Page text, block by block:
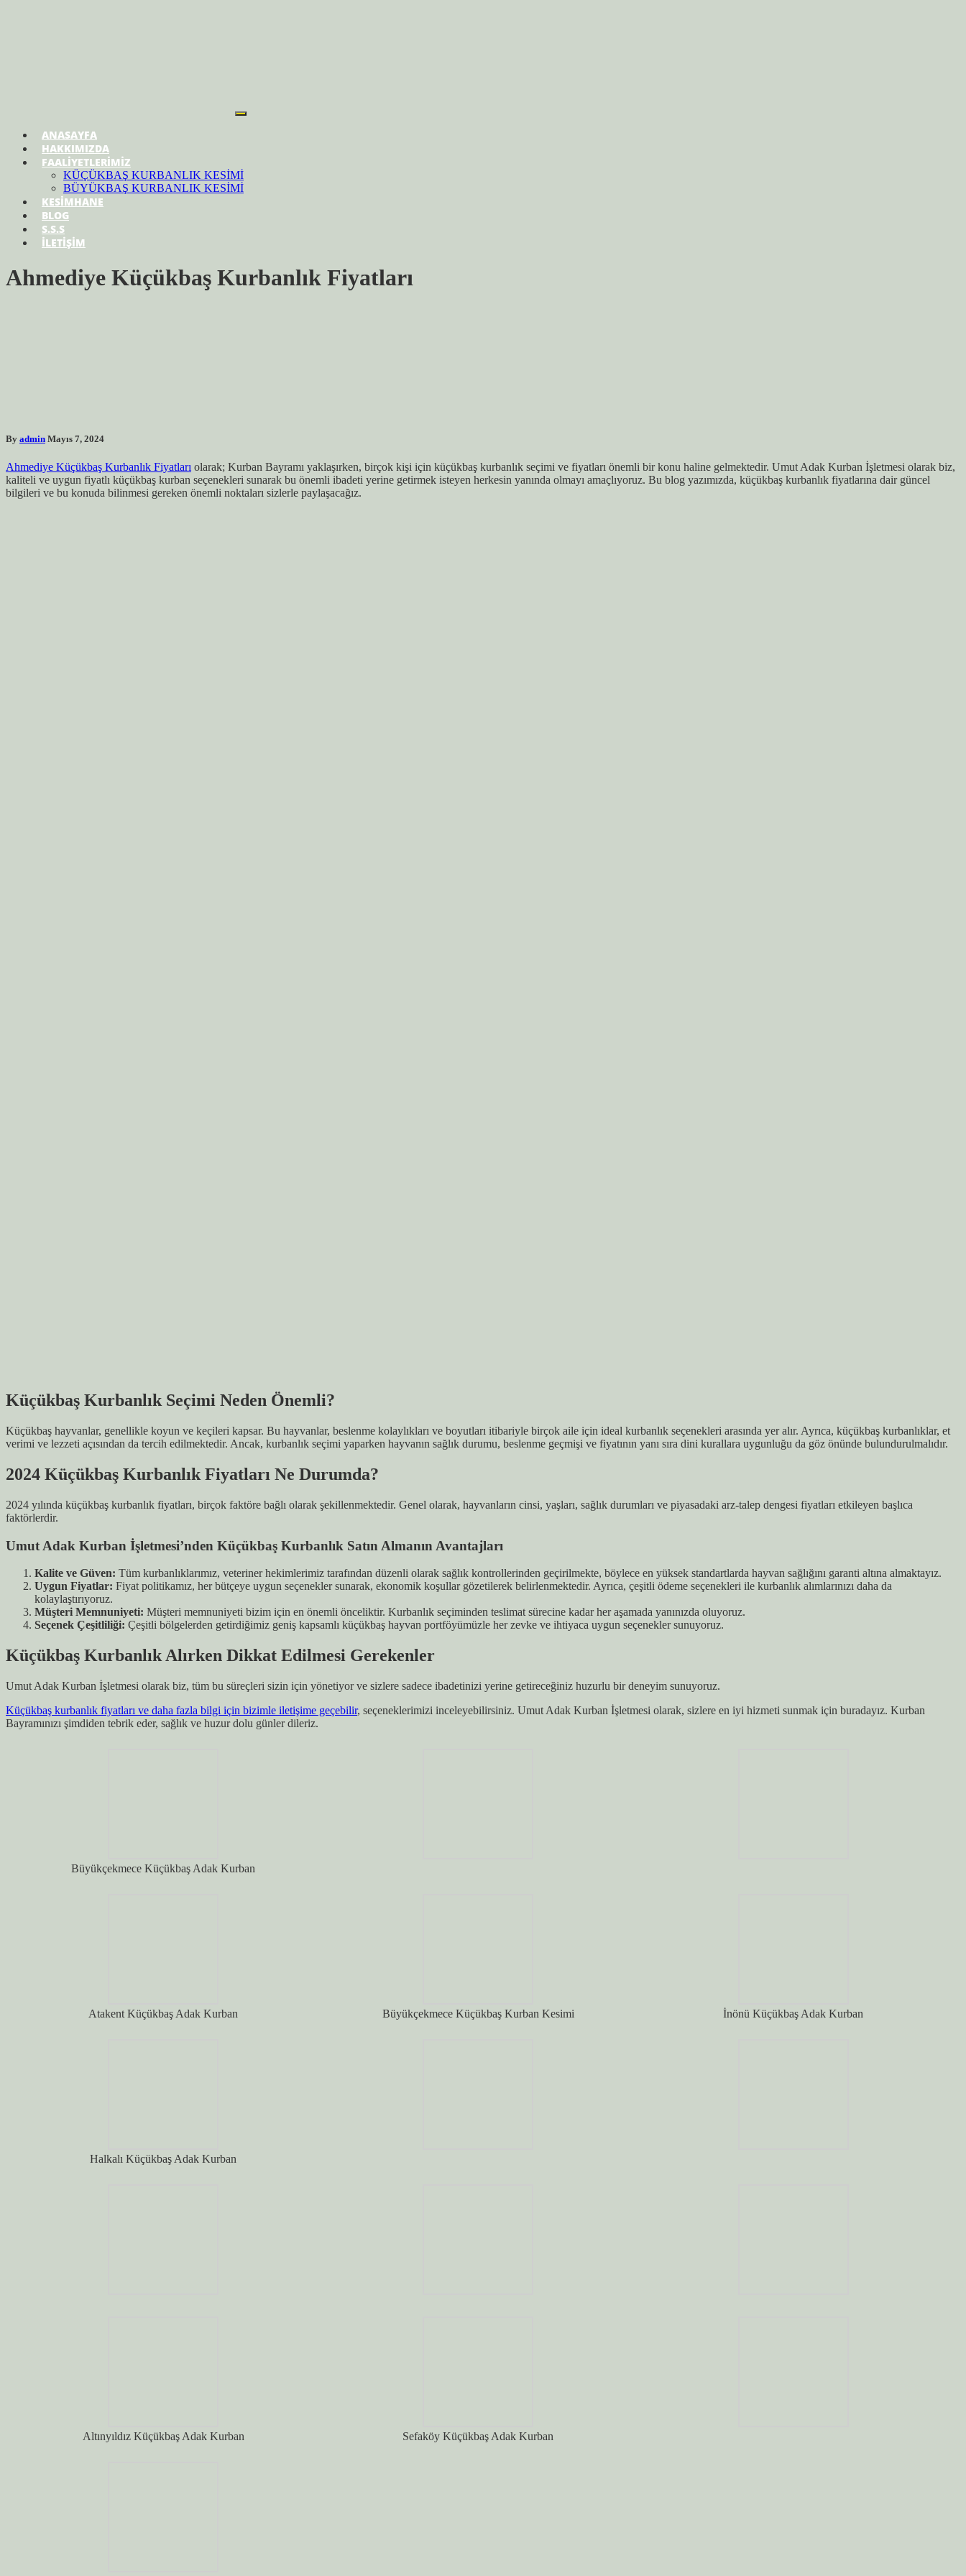
ANASAYFA
HAKKIMIZDA
FAALİYETLERİMİZ
KÜÇÜKBAŞ KURBANLIK KESİMİ
BÜYÜKBAŞ KURBANLIK KESİMİ
KESİMHANE
BLOG
S.S.S
İLETİŞİM
Ahmediye Küçükbaş Kurbanlık Fiyatları
By admin Mayıs 7, 2024
Ahmediye Küçükbaş Kurbanlık Fiyatları olarak; Kurban Bayramı yaklaşırken, birçok kişi için küçükbaş kurbanlık seçimi ve fiyatları önemli bir konu haline gelmektedir. Umut Adak Kurban İşletmesi olarak biz,
kaliteli ve uygun fiyatlı küçükbaş kurban seçenekleri sunarak bu önemli ibadeti yerine getirmek isteyen herkesin yanında olmayı amaçlıyoruz. Bu blog yazımızda, küçükbaş kurbanlık fiyatlarına dair güncel
bilgileri ve bu konuda bilinmesi gereken önemli noktaları sizlerle paylaşacağız.
Küçükbaş Kurbanlık Seçimi Neden Önemli?
Küçükbaş hayvanlar, genellikle koyun ve keçileri kapsar. Bu hayvanlar, beslenme kolaylıkları ve boyutları itibariyle birçok aile için ideal kurbanlık seçenekleri arasında yer alır. Ayrıca, küçükbaş kurbanlıklar, et
verimi ve lezzeti açısından da tercih edilmektedir. Ancak, kurbanlık seçimi yaparken hayvanın sağlık durumu, beslenme geçmişi ve fiyatının yanı sıra dini kurallara uygunluğu da göz önünde bulundurulmalıdır.
2024 Küçükbaş Kurbanlık Fiyatları Ne Durumda?
2024 yılında küçükbaş kurbanlık fiyatları, birçok faktöre bağlı olarak şekillenmektedir. Genel olarak, hayvanların cinsi, yaşları, sağlık durumları ve piyasadaki arz-talep dengesi fiyatları etkileyen başlıca
faktörlerdir.
Umut Adak Kurban İşletmesi’nden Küçükbaş Kurbanlık Satın Almanın Avantajları
Kalite ve Güven: Tüm kurbanlıklarımız, veteriner hekimlerimiz tarafından düzenli olarak sağlık kontrollerinden geçirilmekte, böylece en yüksek standartlarda hayvan sağlığını garanti altına almaktayız.
Uygun Fiyatlar: Fiyat politikamız, her bütçeye uygun seçenekler sunarak, ekonomik koşullar gözetilerek belirlenmektedir. Ayrıca, çeşitli ödeme seçenekleri ile kurbanlık alımlarınızı daha da
kolaylaştırıyoruz.
Müşteri Memnuniyeti: Müşteri memnuniyeti bizim için en önemli önceliktir. Kurbanlık seçiminden teslimat sürecine kadar her aşamada yanınızda oluyoruz.
Seçenek Çeşitliliği: Çeşitli bölgelerden getirdiğimiz geniş kapsamlı küçükbaş hayvan portföyümüzle her zevke ve ihtiyaca uygun seçenekler sunuyoruz.
Küçükbaş Kurbanlık Alırken Dikkat Edilmesi Gerekenler
Umut Adak Kurban İşletmesi olarak biz, tüm bu süreçleri sizin için yönetiyor ve sizlere sadece ibadetinizi yerine getireceğiniz huzurlu bir deneyim sunuyoruz.
Küçükbaş kurbanlık fiyatları ve daha fazla bilgi için bizimle iletişime geçebilir, seçeneklerimizi inceleyebilirsiniz. Umut Adak Kurban İşletmesi olarak, sizlere en iyi hizmeti sunmak için buradayız. Kurban
Bayramınızı şimdiden tebrik eder, sağlık ve huzur dolu günler dileriz.
Büyükçekmece Küçükbaş Adak Kurban
Atakent Küçükbaş Adak Kurban Büyükçekmece Küçükbaş Kurban Kesimi İnönü Küçükbaş Adak Kurban
Halkalı Küçükbaş Adak Kurban
Altınyıldız Küçükbaş Adak Kurban Sefaköy Küçükbaş Adak Kurban